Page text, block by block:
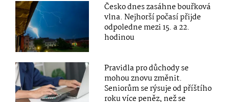
Česko dnes zasáhne bouřková
vlna. Nejhorší počasí přijde
odpoledne mezi 15. a 22.
hodinou
Pravidla pro důchody se
mohou znovu změnit.
Seniorům se rýsuje od příštího
roku více peněz, než se